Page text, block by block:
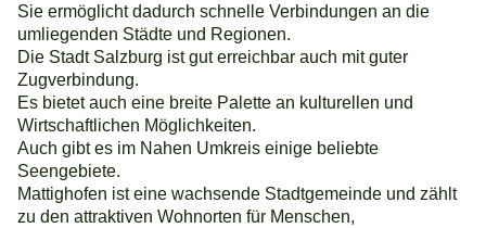
Sie ermöglicht dadurch schnelle Verbindungen an die
umliegenden Städte und Regionen.
Die Stadt Salzburg ist gut erreichbar auch mit guter
Zugverbindung.
Es bietet auch eine breite Palette an kulturellen und
Wirtschaftlichen Möglichkeiten.
Auch gibt es im Nahen Umkreis einige beliebte
Seengebiete.
Mattighofen ist eine wachsende Stadtgemeinde und zählt
zu den attraktiven Wohnorten für Menschen,